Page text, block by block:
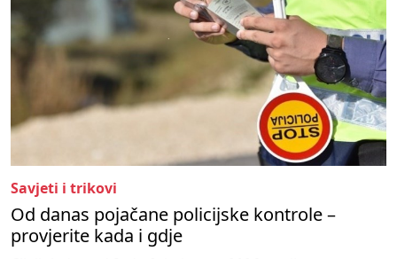
Savjeti i trikovi
Od danas pojačane policijske kontrole –
provjerite kada i gdje